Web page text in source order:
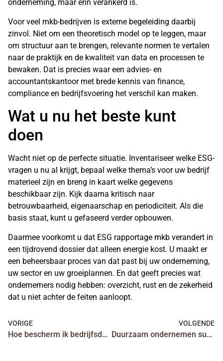
onderneming, maar erin verankerd is.
Voor veel mkb-bedrijven is externe begeleiding daarbij
zinvol. Niet om een theoretisch model op te leggen, maar
om structuur aan te brengen, relevante normen te vertalen
naar de praktijk en de kwaliteit van data en processen te
bewaken. Dat is precies waar een advies- en
accountantskantoormet brede kennis van finance,
compliance en bedrijfsvoering het verschil kan maken.
Wat u nu het beste kunt
doen
Wacht niet op de perfecte situatie. Inventariseer welke ESG-
vragen u nu al krijgt, bepaal welke thema’s voor uw bedrijf
materieel zijn en breng in kaart welke gegevens
beschikbaar zijn. Kijk daarna kritisch naar
betrouwbaarheid, eigenaarschap en periodiciteit. Als die
basis staat, kunt u gefaseerd verder opbouwen.
Daarmee voorkomt u dat ESG rapportage mkb verandert in
een tijdrovend dossier dat alleen energie kost. U maakt er
een beheersbaar proces van dat past bij uw onderneming,
uw sector en uw groeiplannen. En dat geeft precies wat
ondernemers nodig hebben: overzicht, rust en de zekerheid
dat u niet achter de feiten aanloopt.
VORIGE
Hoe bescherm ik bedrijfsdata echt goed?
VOLGENDE
Duurzaam ondernemen subsidie aanvragen